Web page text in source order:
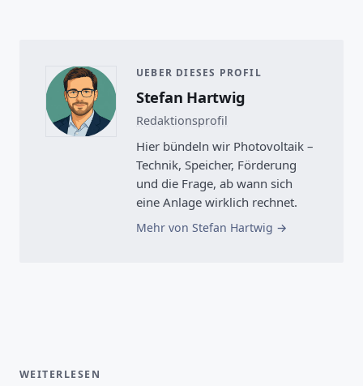
UEBER DIESES PROFIL
Stefan Hartwig
Redaktionsprofil
Hier bündeln wir Photovoltaik –
Technik, Speicher, Förderung
und die Frage, ab wann sich
eine Anlage wirklich rechnet.
Mehr von Stefan Hartwig
WEITERLESEN